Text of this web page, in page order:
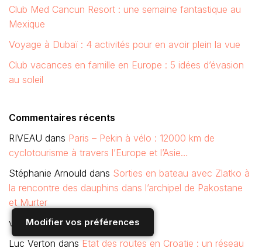
Modifier vos préférences
Club Med Cancun Resort : une semaine fantastique au
Mexique
Voyage à Dubaï : 4 activités pour en avoir plein la vue
Club vacances en famille en Europe : 5 idées d’évasion
au soleil
Commentaires récents
RIVEAU dans Paris – Pekin à vélo : 12000 km de
cyclotourisme à travers l’Europe et l’Asie…
Stéphanie Arnould dans Sorties en bateau avec Zlatko à
la rencontre des dauphins dans l’archipel de Pakostane
et Murter
vanessadansForum Alsace
Luc Verton dans Etat des routes en Croatie : un réseau